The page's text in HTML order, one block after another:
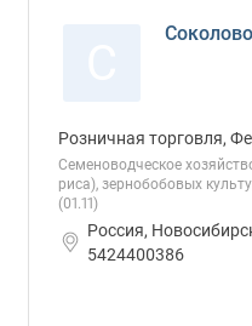
Розничная торговля,
Семеноводческое
риса), зернобобовых
(01.11)
Россия,
5424400386